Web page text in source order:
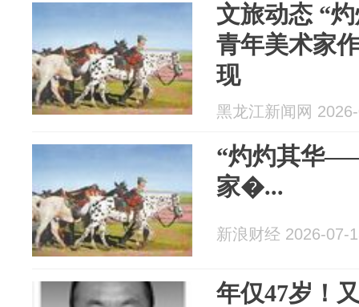
文旅动态 “
青年美术家
现
黑龙江新闻网
“灼灼其华
家�...
新浪财经 2026-07-
年仅47岁！